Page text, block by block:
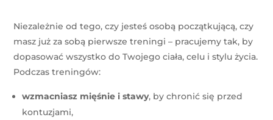
Niezależnie od tego, czy jesteś osobą początkującą, czy
masz już za sobą pierwsze treningi – pracujemy tak, by
dopasować wszystko do Twojego ciała, celu i stylu życia.
Podczas treningów:
wzmacniasz mięśnie i stawy, by chronić się przed
kontuzjami,